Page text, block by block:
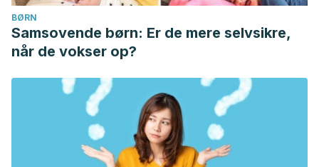
BØRN
Samsovende børn: Er de mere selvsikre,
når de vokser op?